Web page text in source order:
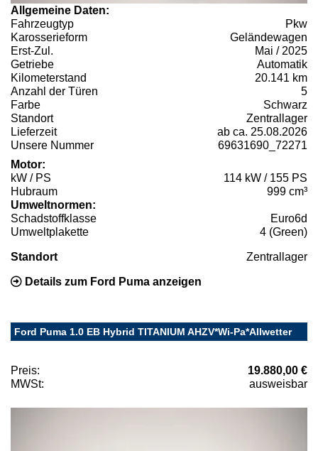
Allgemeine Daten:
Fahrzeugtyp
Pkw
Karosserieform
Geländewagen
Erst-Zul.
Mai / 2025
Getriebe
Automatik
Kilometerstand
20.141 km
Anzahl der Türen
5
Farbe
Schwarz
Standort
Zentrallager
Lieferzeit
ab ca. 25.08.2026
Unsere Nummer
69631690_72271
Motor:
kW / PS
114 kW / 155 PS
Hubraum
999 cm³
Umweltnormen:
Schadstoffklasse
Euro6d
Umweltplakette
4 (Green)
Standort Zentrallager
Details zum Ford Puma anzeigen
Ford Puma 1.0 EB Hybrid TITANIUM AHZV*Wi-Pa*Allwetter
Preis:
19.880,00 €
MWSt:
ausweisbar